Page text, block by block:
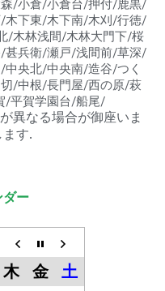
/小倉/小倉台/押付/鹿黒/
木下東/木下南/木刈/行徳/
/木林浅間/木林大門下/桜
兵衛/瀬戸/浅間前/草深/
央北/中央南/造谷/つく
/中根/長門屋/西の原/萩
/平賀学園台/船尾/
異なる場合が御座いま
す.
ー
木 金
土